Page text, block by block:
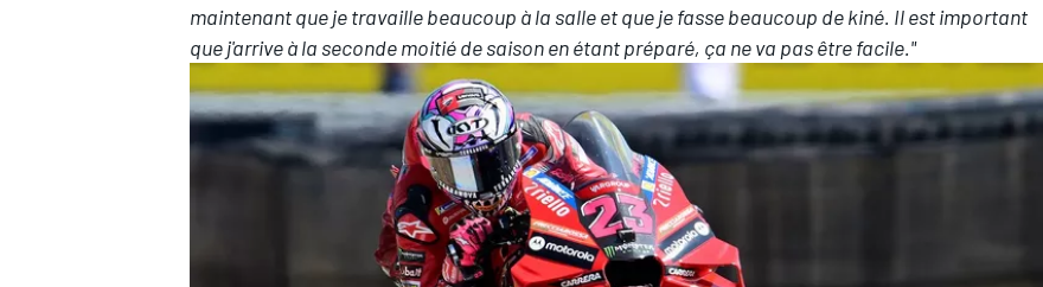
maintenant que je travaille beaucoup à la salle et que je fasse beaucoup de kiné. Il est important
que j'arrive à la seconde moitié de saison en étant préparé, ça ne va pas être facile."